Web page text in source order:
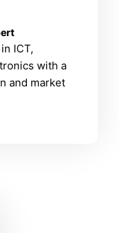
ICT,
with a
and market